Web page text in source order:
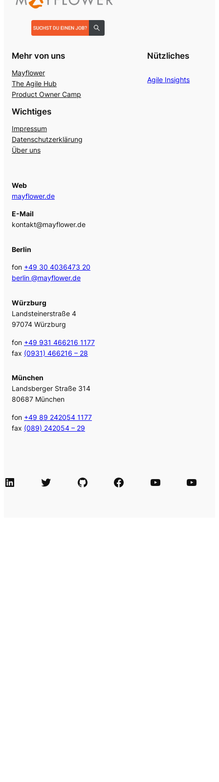
Mehr von uns
Mayflower
The Agile Hub
Product Owner Camp
Nützliches
Agile Insights
Wichtiges
Impressum
Datenschutzerklärung
Über uns
Web
mayflower.de
E-Mail
kontakt@mayflower.de
Berlin
fon +49 30 4036473 20
berlin @mayflower.de
Würzburg
Landsteinerstraße 4
97074 Würzburg
fon +49 931 466216 1177
fax (0931) 466216 – 28
München
Landsberger Straße 314
80687 München
fon +49 89 242054 1177
fax (089) 242054 – 29
LinkedIn Twitter GitHub Facebook Agile Videos Tech-Videos